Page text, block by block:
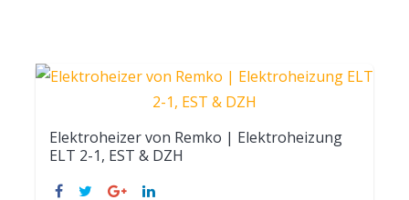
Elektroheizer von Remko | Elektroheizung
ELT 2-1, EST & DZH